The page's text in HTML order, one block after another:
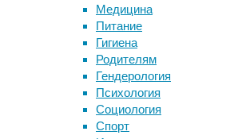
Медицина
Питание
Гигиена
Родителям
Гендерология
Психология
Социология
Спорт
начинаем